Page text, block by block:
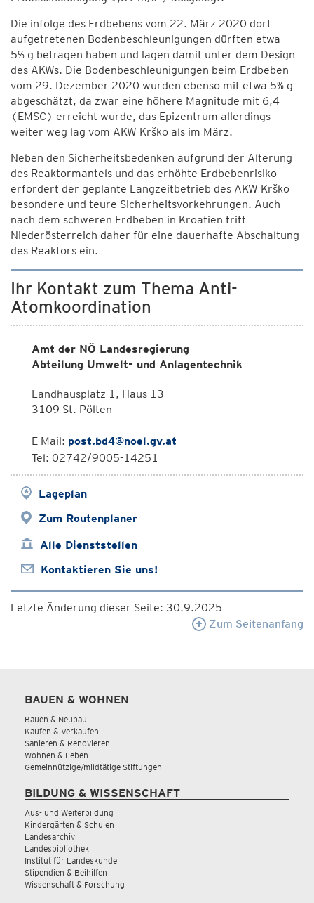
Die infolge des Erdbebens vom 22. März 2020 dort
aufgetretenen Bodenbeschleunigungen dürften etwa
5% g betragen haben und lagen damit unter dem Design
des AKWs. Die Bodenbeschleunigungen beim Erdbeben
vom 29. Dezember 2020 wurden ebenso mit etwa 5% g
abgeschätzt, da zwar eine höhere Magnitude mit 6,4
(EMSC) erreicht wurde, das Epizentrum allerdings
weiter weg lag vom AKW Krško als im März.
Neben den Sicherheitsbedenken aufgrund der Alterung
des Reaktormantels und das erhöhte Erdbebenrisiko
erfordert der geplante Langzeitbetrieb des AKW Krško
besondere und teure Sicherheitsvorkehrungen. Auch
nach dem schweren Erdbeben in Kroatien tritt
Niederösterreich daher für eine dauerhafte Abschaltung
des Reaktors ein.
Ihr Kontakt zum Thema Anti-
Atomkoordination
Amt der NÖ Landesregierung
Abteilung Umwelt- und Anlagentechnik
Landhausplatz 1, Haus 13
3109 St. Pölten
E-Mail: post.bd4@noel.gv.at
Tel: 02742/9005-14251
Lageplan
Zum Routenplaner
Alle Dienststellen
Kontaktieren Sie uns!
Letzte Änderung dieser Seite: 30.9.2025
Zum Seitenanfang
BAUEN & WOHNEN
Bauen & Neubau
Kaufen & Verkaufen
Sanieren & Renovieren
Wohnen & Leben
Gemeinnützige/mildtätige Stiftungen
BILDUNG & WISSENSCHAFT
Aus- und Weiterbildung
Kindergärten & Schulen
Landesarchiv
Landesbibliothek
Institut für Landeskunde
Stipendien & Beihilfen
Wissenschaft & Forschung